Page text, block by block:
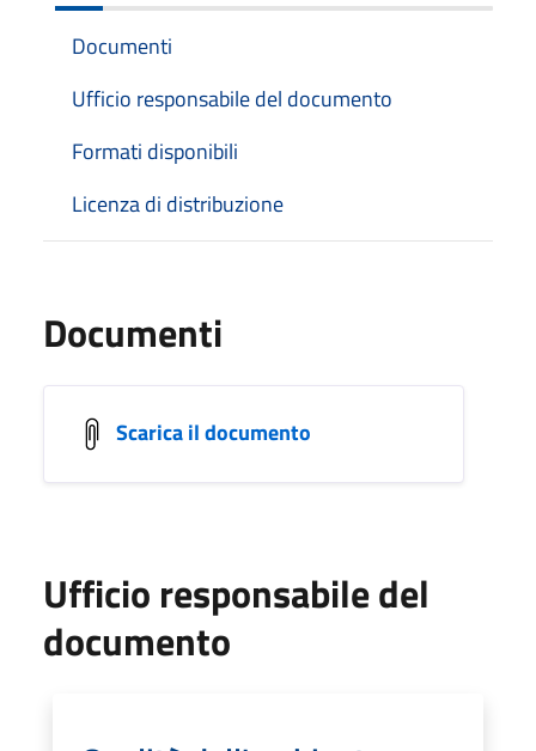
Documenti
Ufficio responsabile del documento
Formati disponibili
Licenza di distribuzione
Documenti
Scarica il documento
Ufficio responsabile del
documento